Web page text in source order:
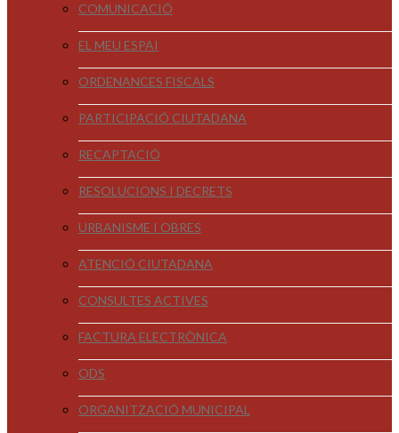
COMUNICACIÓ
EL MEU ESPAI
ORDENANCES FISCALS
PARTICIPACIÓ CIUTADANA
RECAPTACIÓ
RESOLUCIONS I DECRETS
URBANISME I OBRES
ATENCIÓ CIUTADANA
CONSULTES ACTIVES
FACTURA ELECTRÒNICA
ODS
ORGANITZACIÓ MUNICIPAL